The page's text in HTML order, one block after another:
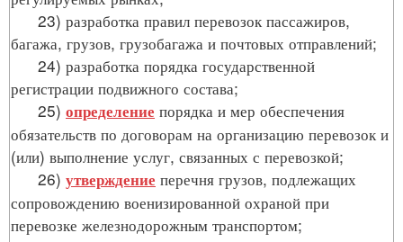
23) разработка правил перевозок пассажиров,
багажа, грузов, грузобагажа и почтовых отправлений;
24) разработка порядка государственной
регистрации подвижного состава;
25) определение порядка и мер обеспечения
обязательств по договорам на организацию перевозок и
(или) выполнение услуг, связанных с перевозкой;
26) утверждение перечня грузов, подлежащих
сопровождению военизированной охраной при
перевозке железнодорожным транспортом;